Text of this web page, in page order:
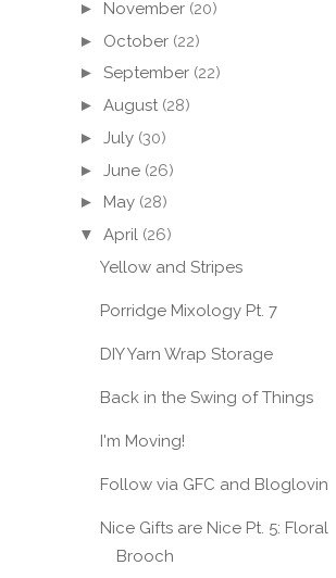
► November (20)
► October (22)
► September (22)
► August (28)
► July (30)
► June (26)
► May (28)
▼ April (26)
Yellow and Stripes
Porridge Mixology Pt. 7
DIY Yarn Wrap Storage
Back in the Swing of Things
I'm Moving!
Follow via GFC and Bloglovin
Nice Gifts are Nice Pt. 5: Floral
Brooch